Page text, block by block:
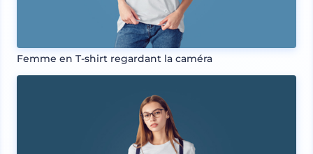
Femme en T-shirt regardant la caméra